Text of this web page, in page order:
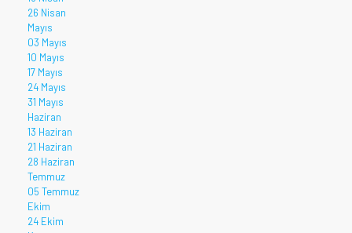
26 Nisan
Mayıs
03 Mayıs
10 Mayıs
17 Mayıs
24 Mayıs
31 Mayıs
Haziran
13 Haziran
21 Haziran
28 Haziran
Temmuz
05 Temmuz
Ekim
24 Ekim